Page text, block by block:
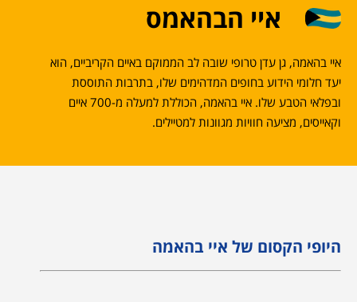
איי הבהאמס
איי בהאמה, גן עדן טרופי שובה לב הממוקם באיים הקריביים, הוא
יעד חלומי הידוע בחופים המדהימים שלו, בתרבות התוססת
ובפלאי הטבע שלו. איי בהאמה, הכוללת למעלה מ-700 איים
וקאייסים, מציעה חוויות מגוונות למטיילים.
היופי הקסום של איי בהאמה